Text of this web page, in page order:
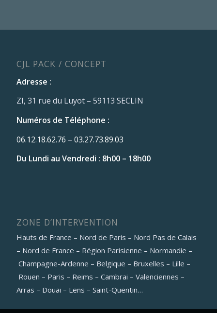
CJL PACK / CONCEPT
Adresse :
ZI, 31 rue du Luyot – 59113 SECLIN
Numéros de Téléphone :
06.12.18.62.76 – 03.27.73.89.03
Du Lundi au Vendredi : 8h00 – 18h00
ZONE D’INTERVENTION
Hauts de France – Nord de Paris – Nord Pas de Calais
– Nord de France – Région Parisienne – Normandie –
Champagne-Ardenne – Belgique – Bruxelles – Lille –
Rouen – Paris – Reims – Cambrai – Valenciennes –
Arras – Douai – Lens – Saint-Quentin…